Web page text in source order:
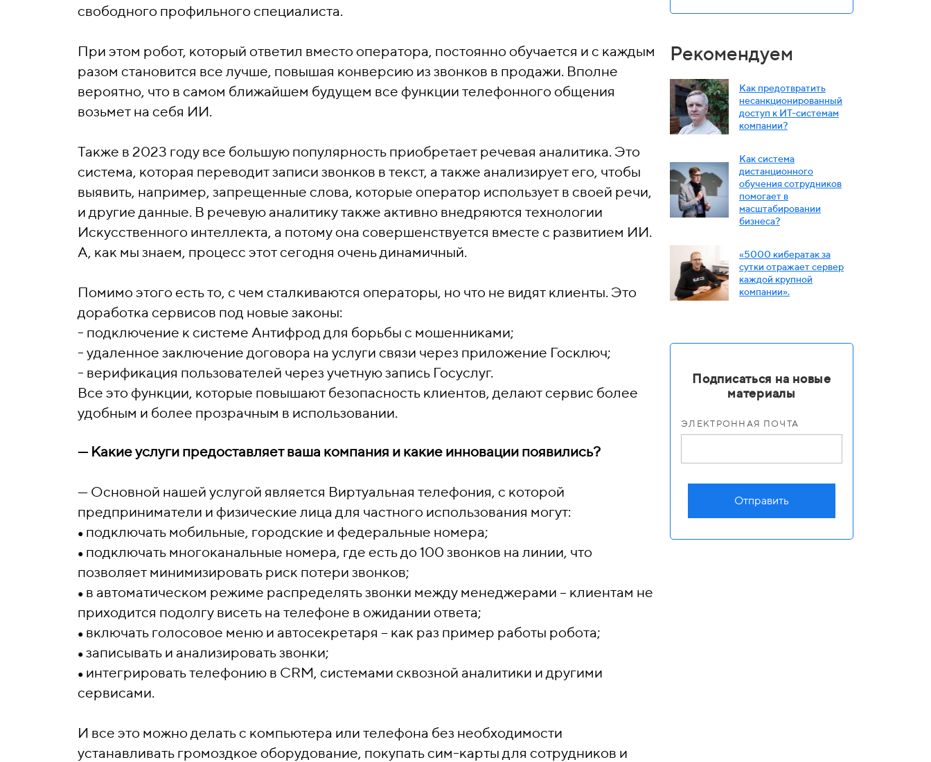
свободного профильного специалиста.
При этом робот, который ответил вместо оператора, постоянно обучается и с каждым
разом становится все лучше, повышая конверсию из звонков в продажи. Вполне
вероятно, что в самом ближайшем будущем все функции телефонного общения
возьмет на себя ИИ.
Также в 2023 году все большую популярность приобретает речевая аналитика. Это
система, которая переводит записи звонков в текст, а также анализирует его, чтобы
выявить, например, запрещенные слова, которые оператор использует в своей речи,
и другие данные. В речевую аналитику также активно внедряются технологии
Искусственного интеллекта, а потому она совершенствуется вместе с развитием ИИ.
А, как мы знаем, процесс этот сегодня очень динамичный.
Помимо этого есть то, с чем сталкиваются операторы, но что не видят клиенты. Это
доработка сервисов под новые законы:
- подключение к системе Антифрод для борьбы с мошенниками;
- удаленное заключение договора на услуги связи через приложение Госключ;
- верификация пользователей через учетную запись Госуслуг.
Все это функции, которые повышают безопасность клиентов, делают сервис более
удобным и более прозрачным в использовании.
— Какие услуги предоставляет ваша компания и какие инновации появились?
— Основной нашей услугой является Виртуальная телефония, с которой
предприниматели и физические лица для частного использования могут:
● подключать мобильные, городские и федеральные номера;
● подключать многоканальные номера, где есть до 100 звонков на линии, что
позволяет минимизировать риск потери звонков;
● в автоматическом режиме распределять звонки между менеджерами – клиентам не
приходится подолгу висеть на телефоне в ожидании ответа;
● включать голосовое меню и автосекретаря – как раз пример работы робота;
● записывать и анализировать звонки;
● интегрировать телефонию в CRM, системами сквозной аналитики и другими
сервисами.
И все это можно делать с компьютера или телефона без необходимости
устанавливать громоздкое оборудование, покупать сим-карты для сотрудников и
Рекомендуем
Как предотвратить
несанкционированный
доступ к ИТ-системам
компании?
Как система
дистанционного
обучения сотрудников
помогает в
масштабировании
бизнеса?
«5000 кибератак за
сутки отражает сервер
каждой крупной
компании».
Подписаться на новые
материалы
ЭЛЕКТРОННАЯ ПОЧТА
Отправить